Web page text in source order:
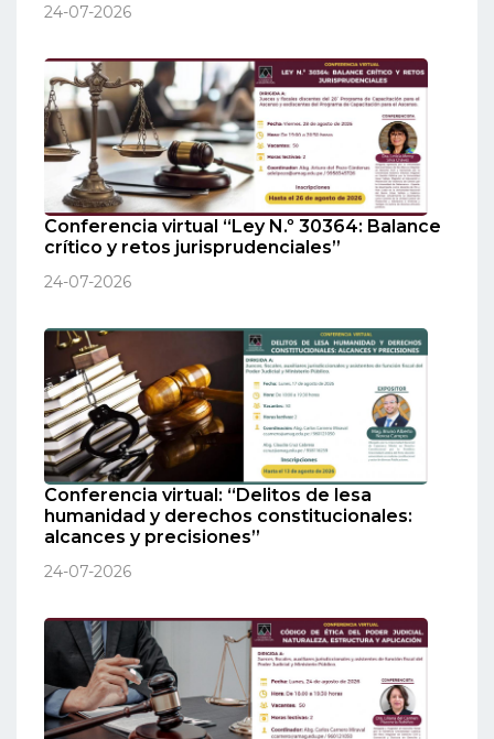
24-07-2026
Conferencia virtual “Ley N.º 30364: Balance
crítico y retos jurisprudenciales”
24-07-2026
Conferencia virtual: “Delitos de lesa
humanidad y derechos constitucionales:
alcances y precisiones”
24-07-2026